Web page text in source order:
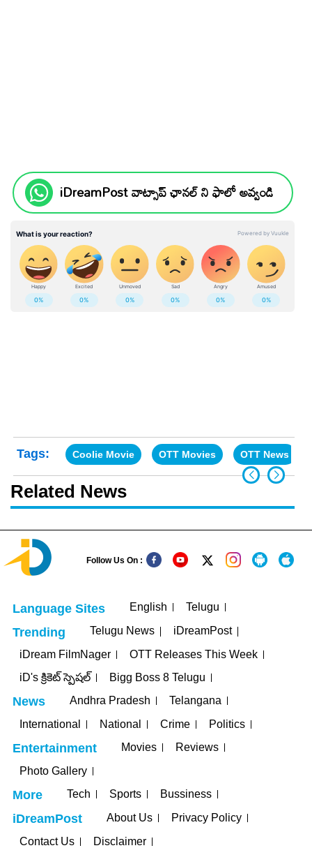
iDreamPost వాట్సాప్ ఛానల్ ని ఫాలో అవ్వండి
Tags: Coolie Movie OTT Movies OTT News
Related News
Follow Us On :
Language Sites English Telugu
Trending Telugu News
iDreamPost
iDream FilmNager
OTT Releases This Week
iD's క్రికెట్ స్పెషల్
Bigg Boss 8 Telugu
News Andhra Pradesh
Telangana
International
National Crime Politics
Entertainment Movies
Reviews
Photo Gallery
More Tech Sports Bussiness
iDreamPost About Us
Privacy Policy
Contact Us
Disclaimer